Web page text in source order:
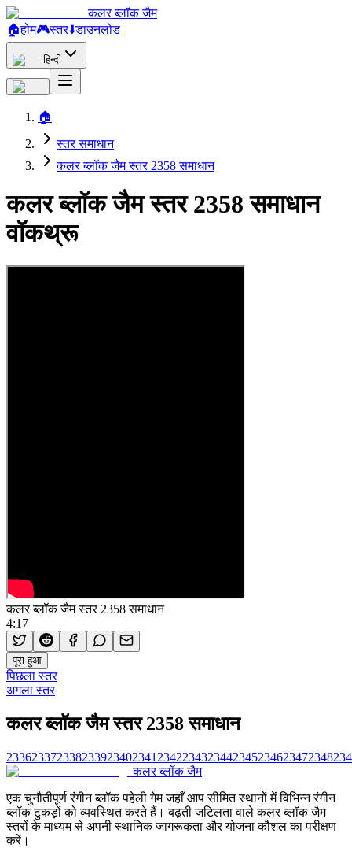
कलर ब्लॉक जैम
🏠होम🎮स्तर⬇️डाउनलोड
हिन्दी
🏠
स्तर समाधान
कलर ब्लॉक जैम स्तर 2358 समाधान
कलर ब्लॉक जैम स्तर 2358 समाधान
वॉकथ्रू
कलर ब्लॉक जैम स्तर 2358 समाधान
4:17
पूरा हुआ
पिछला स्तर
अगला स्तर
कलर ब्लॉक जैम स्तर 2358 समाधान
233623372338233923402341 2342234323442345234623472348
कलर ब्लॉक जैम
एक चुनौतीपूर्ण रंगीन ब्लॉक पहेली गेम जहाँ आप सीमित स्थानों में विभिन्न रंगीन
ब्लॉक टुकड़ों को व्यवस्थित करते हैं। बढ़ती जटिलता वाले कलर ब्लॉक जैम
स्तरों के माध्यम से अपनी स्थानिक जागरूकता और योजना कौशल का परीक्षण
करें।